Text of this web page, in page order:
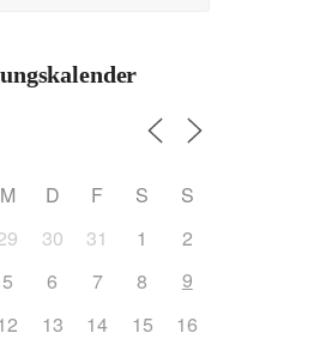
M D F S
S
30 31 1
2
5 6 7 8
9
13 14 15
16